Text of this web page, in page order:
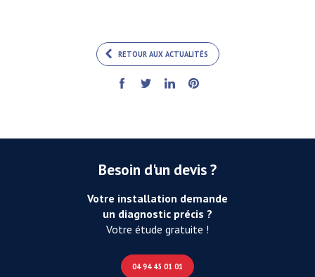
RETOUR AUX ACTUALITÉS
Besoin d'un devis ?
Votre installation demande
un diagnostic précis ?
Votre étude gratuite !
04 94 45 01 01